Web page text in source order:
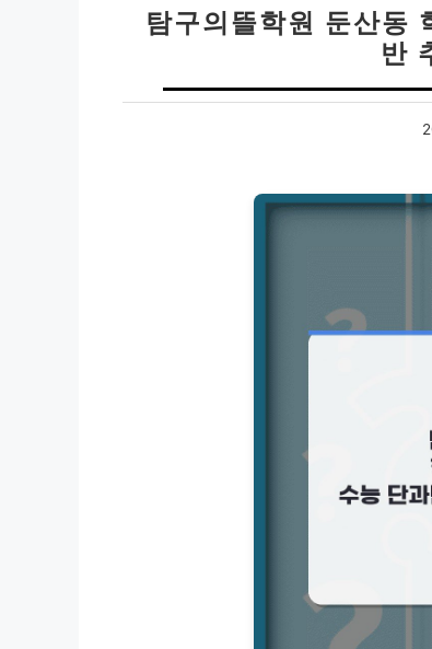
탐구의뜰학원 둔산동
반